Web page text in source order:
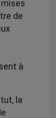
de
à
la